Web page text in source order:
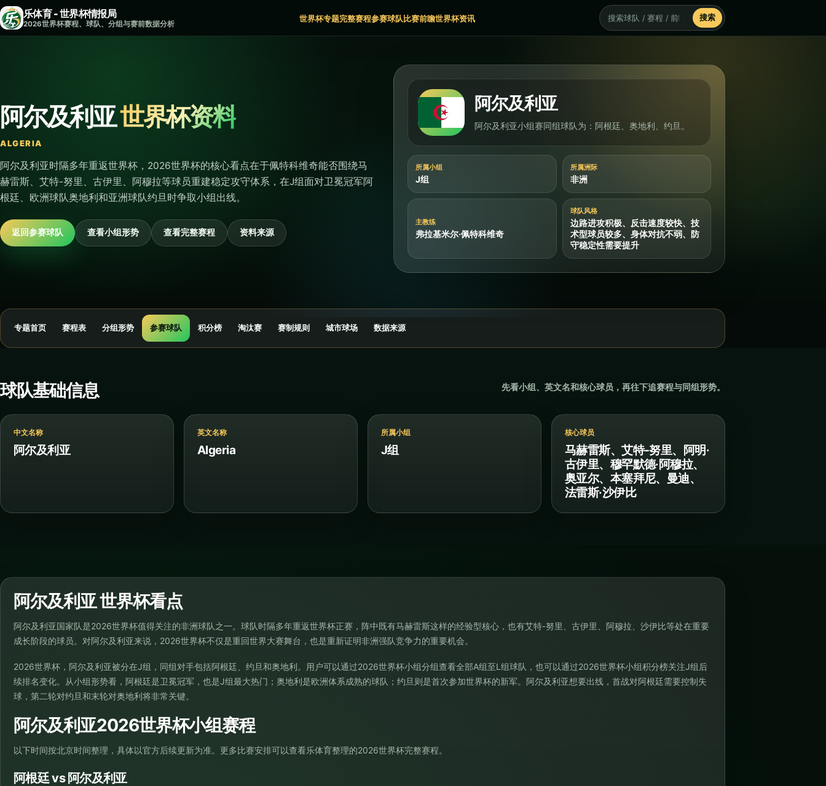
乐体育 - 世界杯情报局
2026世界杯赛程、球队、分组与赛前数据分析
世界杯专题完整赛程参赛球队比赛前瞻世界杯资讯 搜索 搜索
阿尔及利亚世界杯资料
ALGERIA
阿尔及利亚时隔多年重返世界杯，2026世界杯的核心看点在于佩特科维奇能否围绕马
赫雷斯、艾特-努里、古伊里、阿穆拉等球员重建稳定攻守体系，在J组面对卫冕冠军阿
根廷、欧洲球队奥地利和亚洲球队约旦时争取小组出线。
返回参赛球队 查看小组形势 查看完整赛程 资料来源
阿尔及利亚
阿尔及利亚小组赛同组球队为：阿根廷、奥地利、约旦。
所属小组
J组
所属洲际
非洲
主教练
弗拉基米尔·佩特科维奇
球队风格
边路进攻积极、反击速度较快、技
术型球员较多、身体对抗不弱、防
守稳定性需要提升
专题首页 赛程表 分组形势 参赛球队 积分榜 淘汰赛 赛制规则 城市球场 数据来源
球队基础信息 先看小组、英文名和核心球员，再往下追赛程与同组形势。
中文名称
阿尔及利亚
英文名称
Algeria
所属小组
J组
核心球员
马赫雷斯、艾特-努里、阿明·
古伊里、穆罕默德·阿穆拉、
奥亚尔、本塞拜尼、曼迪、
法雷斯·沙伊比
阿尔及利亚 世界杯看点
阿尔及利亚国家队是2026世界杯值得关注的非洲球队之一。球队时隔多年重返世界杯正赛，阵中既有马赫雷斯这样的经验型核心，也有艾特-努里、古伊里、阿穆拉、沙伊比等处在重要
成长阶段的球员。对阿尔及利亚来说，2026世界杯不仅是重回世界大赛舞台，也是重新证明非洲强队竞争力的重要机会。
2026世界杯，阿尔及利亚被分在J组，同组对手包括阿根廷、约旦和奥地利。用户可以通过2026世界杯小组分组查看全部A组至L组球队，也可以通过2026世界杯小组积分榜关注J组后
续排名变化。从小组形势看，阿根廷是卫冕冠军，也是J组最大热门；奥地利是欧洲体系成熟的球队；约旦则是首次参加世界杯的新军。阿尔及利亚想要出线，首战对阿根廷需要控制失
球，第二轮对约旦和末轮对奥地利将非常关键。
阿尔及利亚2026世界杯小组赛程
以下时间按北京时间整理，具体以官方后续更新为准。更多比赛安排可以查看乐体育整理的2026世界杯完整赛程。
阿根廷 vs 阿尔及利亚